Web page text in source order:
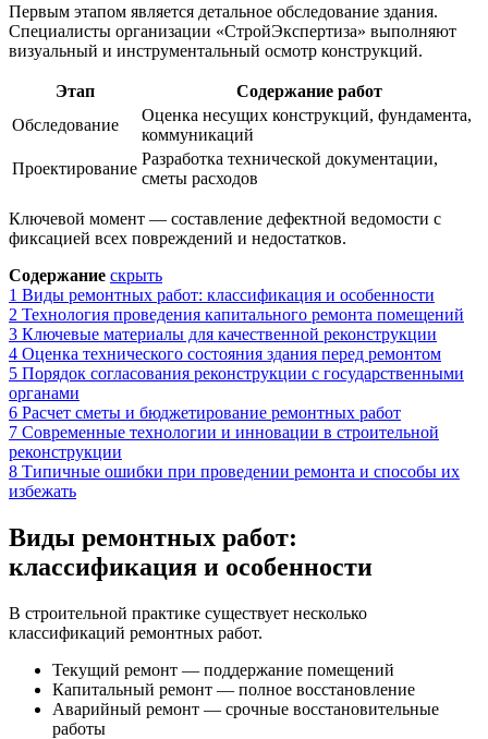
Первым этапом является детальное обследование здания.
Специалисты организации «СтройЭкспертиза» выполняют
визуальный и инструментальный осмотр конструкций.
Этап
Содержание работ
Обследование
Оценка несущих конструкций, фундамента,
коммуникаций
Проектирование
Разработка технической документации,
сметы расходов
Ключевой момент — составление дефектной ведомости с
фиксацией всех повреждений и недостатков.
Содержание скрыть
1 Виды ремонтных работ: классификация и особенности
2 Технология проведения капитального ремонта помещений
3 Ключевые материалы для качественной реконструкции
4 Оценка технического состояния здания перед ремонтом
5 Порядок согласования реконструкции с государственными
органами
6 Расчет сметы и бюджетирование ремонтных работ
7 Современные технологии и инновации в строительной
реконструкции
8 Типичные ошибки при проведении ремонта и способы их
избежать
Виды ремонтных работ:
классификация и особенности
В строительной практике существует несколько
классификаций ремонтных работ.
Текущий ремонт — поддержание помещений
Капитальный ремонт — полное восстановление
Аварийный ремонт — срочные восстановительные
работы